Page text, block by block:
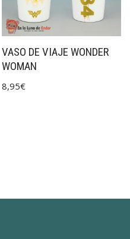
VASO DE VIAJE WONDER
WOMAN
8,95€